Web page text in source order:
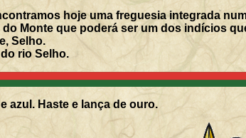
hoje uma freguesia integrada
do Monte que poderá ser um dos indícios
Selho.
rio Selho.
azul. Haste e lança de ouro.